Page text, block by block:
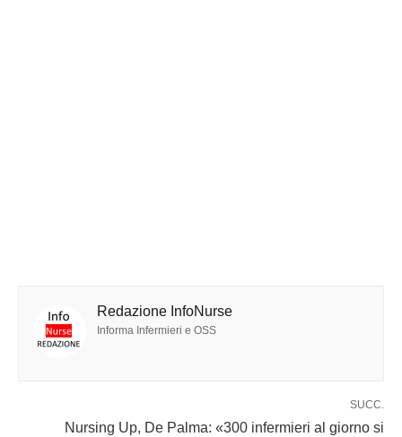
Redazione InfoNurse
Informa Infermieri e OSS
SUCC.
Nursing Up, De Palma: «300 infermieri al giorno si